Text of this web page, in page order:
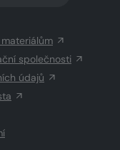
společnosti
údajů